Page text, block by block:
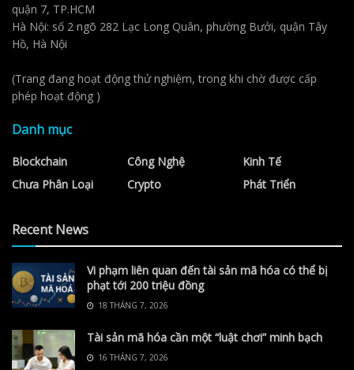
quận 7, TP.HCM
Hà Nội: số 2 ngõ 282 Lạc Long Quân, phường Bưởi, quận Tây
Hồ, Hà Nội
(Trang đang hoạt động thử nghiệm, trong khi chờ được cấp
phép hoạt động )
Danh mục
Blockchain
Chưa Phân Loại
Công Nghệ
Crypto
Kinh Tế
Phát Triển
Recent News
Vi phạm liên quan đến tài sản mã hóa có thể bị
phạt tới 200 triệu đồng
18 THÁNG 7, 2026
Tài sản mã hóa cần một “luật chơi” minh bạch
16 THÁNG 7, 2026